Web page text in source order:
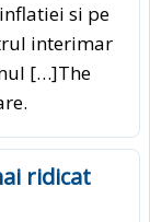
si pe
interimar
[…]The
ridicat